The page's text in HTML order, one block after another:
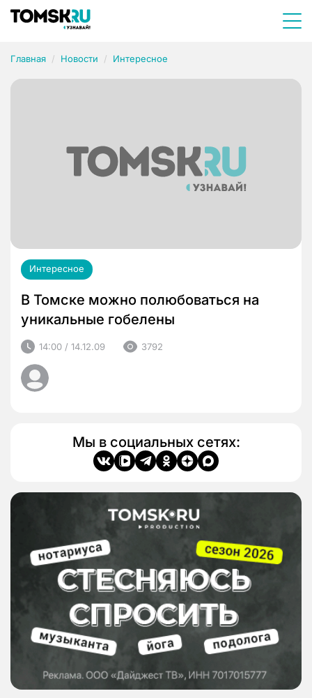
Главная Новости Интересное
Интересное
В Томске можно полюбоваться на
уникальные гобелены
14:00 / 14.12.09 3792
Мы в социальных сетях: